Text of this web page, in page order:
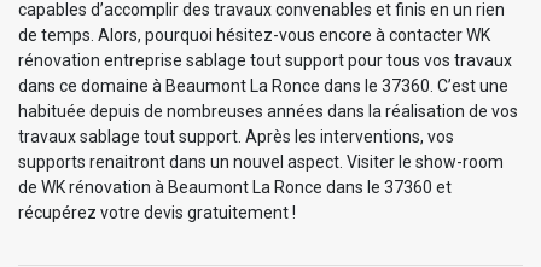
capables d’accomplir des travaux convenables et finis en un rien
de temps. Alors, pourquoi hésitez-vous encore à contacter WK
rénovation entreprise sablage tout support pour tous vos travaux
dans ce domaine à Beaumont La Ronce dans le 37360. C’est une
habituée depuis de nombreuses années dans la réalisation de vos
travaux sablage tout support. Après les interventions, vos
supports renaitront dans un nouvel aspect. Visiter le show-room
de WK rénovation à Beaumont La Ronce dans le 37360 et
récupérez votre devis gratuitement !